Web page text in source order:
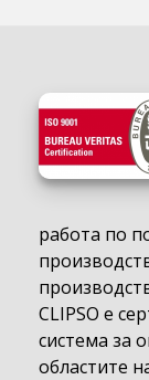
работа по
CLIPSO е
система за
областите